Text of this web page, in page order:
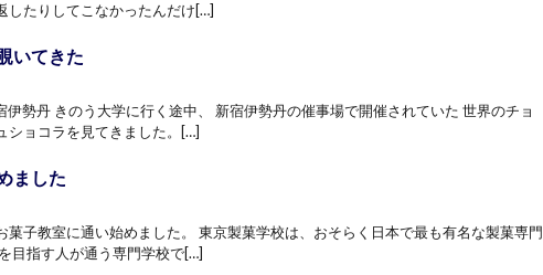
したりしてこなかったんだけ[…]
いてきた
伊勢丹 きのう大学に行く途中、 新宿伊勢丹の催事場で開催されていた 世界のチョ
ショコラを見てきました。[…]
ました
菓子教室に通い始めました。 東京製菓学校は、おそらく日本で最も有名な製菓専門
目指す人が通う専門学校で[…]